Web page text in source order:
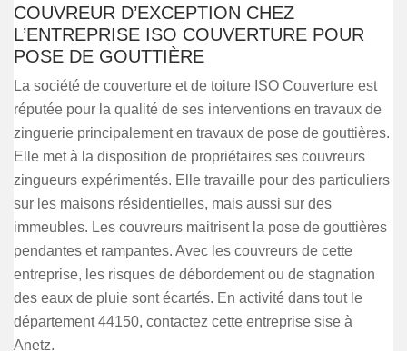
COUVREUR D’EXCEPTION CHEZ
L’ENTREPRISE ISO COUVERTURE POUR
POSE DE GOUTTIÈRE
La société de couverture et de toiture ISO Couverture est
réputée pour la qualité de ses interventions en travaux de
zinguerie principalement en travaux de pose de gouttières.
Elle met à la disposition de propriétaires ses couvreurs
zingueurs expérimentés. Elle travaille pour des particuliers
sur les maisons résidentielles, mais aussi sur des
immeubles. Les couvreurs maitrisent la pose de gouttières
pendantes et rampantes. Avec les couvreurs de cette
entreprise, les risques de débordement ou de stagnation
des eaux de pluie sont écartés. En activité dans tout le
département 44150, contactez cette entreprise sise à
Anetz.